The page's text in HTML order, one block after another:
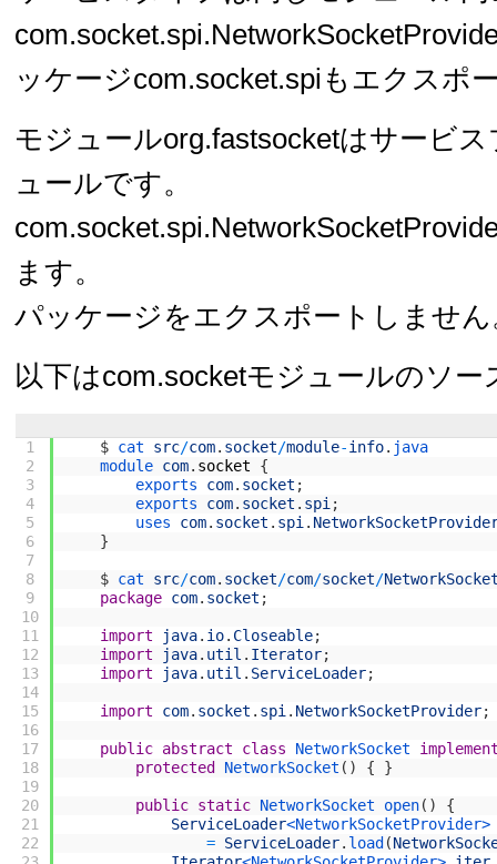
ッケージcom.socket.spiもエクスポ
モジュールorg.fastsocketはサービ
ュールです。
ます。
パッケージをエクスポートしません
以下はcom.socketモジュールのソ
1
2
3
4
5
6
7
8
9
10
11
12
13
14
15
16
17
18
19
20
21
22
$ cat src/com. socket/module-info. java
module com. socket
{
exports com. socket ;
exports com. socket . spi ;
uses com. socket . spi .
}
$ cat src/com. socket/com/socket/
package com. socket ;
import java. io. Closeable;
import
java. util . Iterator;
import
java. util . ServiceLoader;
import com. socket . spi . NetworkSocketProvider;
public abstract class NetworkSocket
protected
NetworkSocket ( ) { }
public static NetworkSocket open( )
{
ServiceLoader<NetworkSocketProvider>
= ServiceLoader. load (